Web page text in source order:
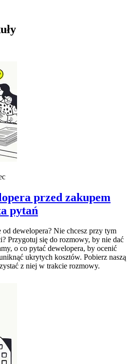
przed zakupem
pytań
dewelopera? Nie chcesz przy tym
Przygotuj się do rozmowy, by nie dać
o co pytać dewelopera, by ocenić
ukrytych kosztów. Pobierz naszą
z niej w trakcie rozmowy.